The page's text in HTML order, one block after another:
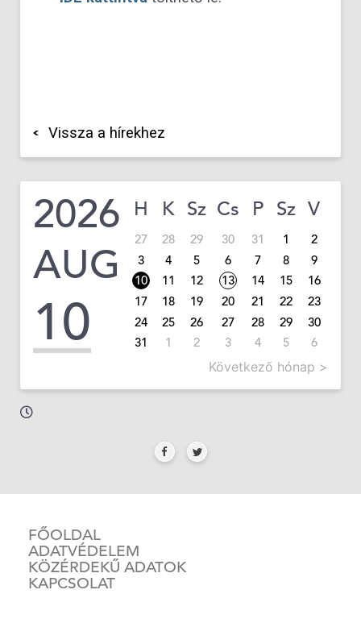
Vissza a hírekhez
2026
AUG
10
H K Sz Cs P Sz V
27 28 29 30 31 1
2
3
4 5 6 7 8
9
10
11 12 13 14 15
16
17
18 19 20 21 22
23
24
25 26 27 28 29
30
31
1 2 3 4 5 6
Következő hónap >
FŐOLDAL
ADATVÉDELEM
KÖZÉRDEKŰ ADATOK
KAPCSOLAT